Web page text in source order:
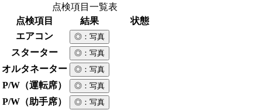
点検項目一覧表
点検項目
結果
状態
エアコン
◎ ：写真
スターター ◎ ：写真
オルタネーター ◎ ：写真
P/W（運転席） ◎ ：写真
P/W（助手席） ◎ ：写真